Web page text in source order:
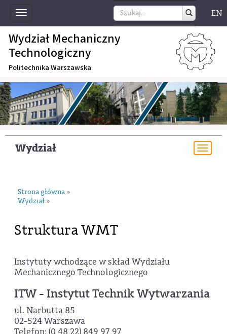
Toggle
navigation
EN
Wydział Mechaniczny
Technologiczny
Politechnika Warszawska
Wydział
Strona główna »
Wydział »
Struktura WMT
Instytuty wchodzące w skład Wydziału
Mechanicznego Technologicznego
ITW - Instytut Technik Wytwarzania
ul. Narbutta 85
02-524 Warszawa